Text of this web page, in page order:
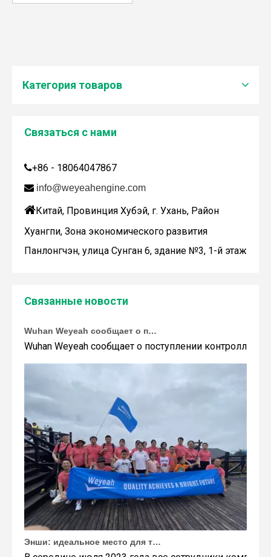
Категория товаров
Связаться с нами
+86 - 18064047867
 info@weyeahengine.com
Китай, Провинция Хубэй, г. Ухань, Район
Хуангпи, Зона экономического развития
Панлонгчэн, улица Сунган 6, здание №3, 1-й этаж
Связанные новости
WY200673
Wuhan Weyeah сообщает о поступлении
В середине июля 2023 года все сотрудники